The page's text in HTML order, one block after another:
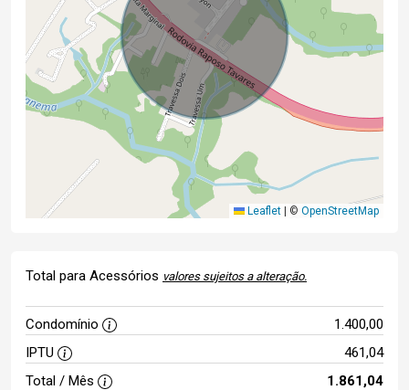
Leaflet © OpenStreetMap
Total para Acessórios valores sujeitos a alteração.
Condomínio
1.400,00
IPTU
461,04
Total / Mês
1.861,04